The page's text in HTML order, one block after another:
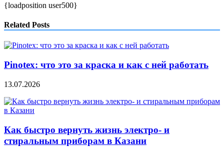
{loadposition user500}
Related Posts
Pinotex: что это за краска и как с ней работать
13.07.2026
Как быстро вернуть жизнь электро- и
стиральным приборам в Казани